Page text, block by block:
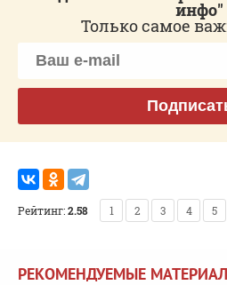
инфо"
Только самое
Рейтинг:2.58 1 2 3 4 5
РЕКОМЕНДУЕМЫЕ